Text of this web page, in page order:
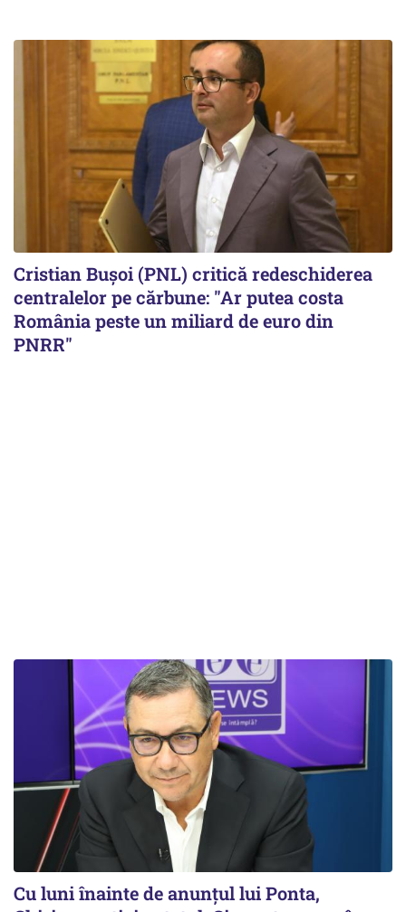
Cristian Bușoi (PNL) critică redeschiderea
centralelor pe cărbune: "Ar putea costa
România peste un miliard de euro din
PNRR"
Cu luni înainte de anunțul lui Ponta,